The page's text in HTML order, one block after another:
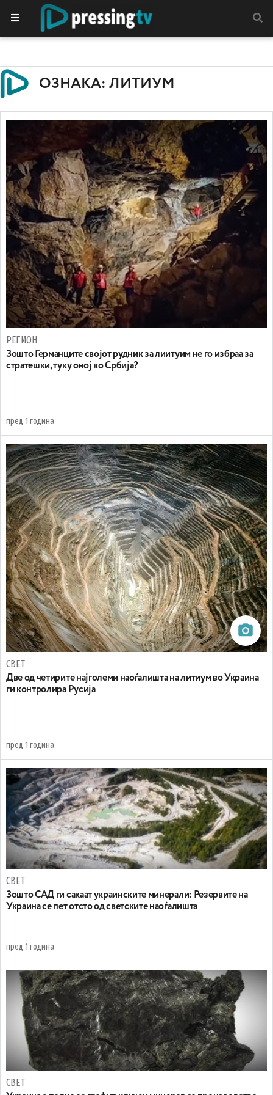
ОЗНАКА: ЛИТИУМ
РЕГИОН
Зошто Германците својот рудник за лиитуим не го избраа за
стратешки, туку оној во Србија?
пред 1 година
СВЕТ
Две од четирите најголеми наоѓалишта на литиум во Украина
ги контролира Русија
пред 1 година
СВЕТ
Зошто САД ги сакаат украинските минерали: Резервите на
Украина се пет отсто од светските наоѓалишта
пред 1 година
СВЕТ